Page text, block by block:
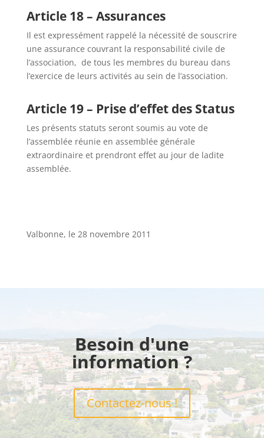
Article 18 – Assurances
Il est expressément rappelé la nécessité de souscrire
une assurance couvrant la responsabilité civile de
l’association, de tous les membres du bureau dans
l’exercice de leurs activités au sein de l’association.
Article 19 – Prise d’effet des Status
Les présents statuts seront soumis au vote de
l’assemblée réunie en assemblée générale
extraordinaire et prendront effet au jour de ladite
assemblée.
Valbonne, le 28 novembre 2011
Besoin d'une
information ?
Contactez-nous !